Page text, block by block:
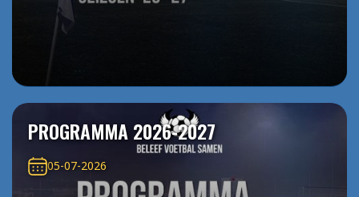
PROGRAMMA 2026-2027
05-07-2026